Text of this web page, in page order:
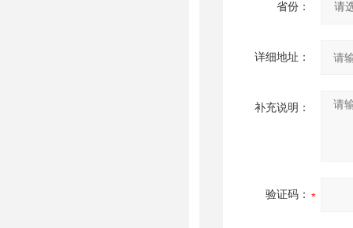
省份：
详细地址：
补充说明：
验证码：